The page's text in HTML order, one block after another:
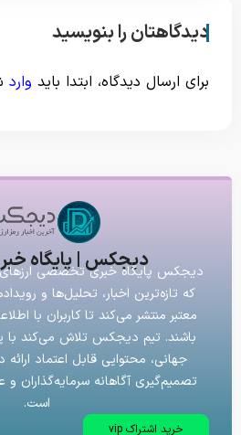
دیدگاهتان را بنویسید
برای ارسال دیدگاه، ابتدا باید وارد
دیجکس | پایگاه
دیجکس پایگاه خبری تخصصی
که تازه‌ترین اخبار، تحلیل‌ها و
معتبر منتشر می‌کند تا کاربران با
باشند. تیم دیجکس تلاش می‌کند با
جهانی، محتوایی قابل اعتماد
تصمیم‌گیری آگاهانه سرمایه‌گذاران و
است.
خرید اشتراک vip